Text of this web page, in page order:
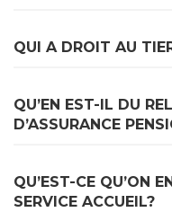
QUI A DROIT AU
QU’EN EST-IL DU
D’ASSURANCE
QU’EST-CE QU’ON
SERVICE ACCUEIL?